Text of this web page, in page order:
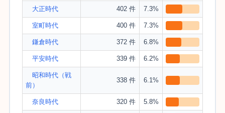
大正時代 402 件 7.3%
室町時代 400 件 7.3%
鎌倉時代 372 件 6.8%
平安時代 339 件 6.2%
昭和時代（戦
前）
338 件 6.1%
奈良時代 320 件 5.8%